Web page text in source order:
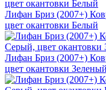
Лифан Бриз (2007+)
цвет окантовки Белый
Лифан Бриз (2007+)
цвет окантовки Зеленый